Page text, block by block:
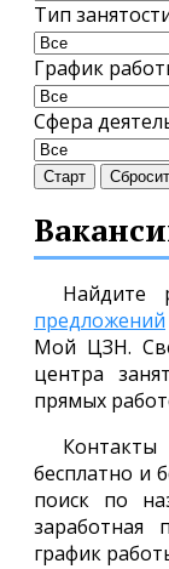
Тип
График
Сфера
Старт
Найдите
предложений
Мой ЦЗН.
центра
прямых
бесплатно и
поиск по
заработная
график